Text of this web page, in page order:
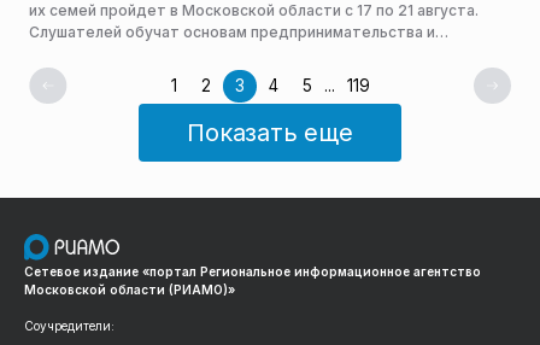
их семей пройдет в Московской области с 17 по 21 августа.
Слушателей обучат основам предпринимательства и
служба Мининвеста региона.
1 2 3 4 5 ... 119
Показать еще
Сетевое издание «портал Региональное информационное агентство
Московской области (РИАМО)»
Соучредители: